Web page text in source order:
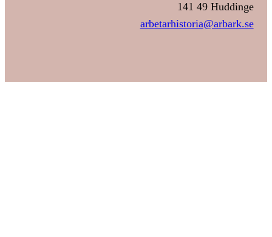
141 49 Huddinge
arbetarhistoria@arbark.se